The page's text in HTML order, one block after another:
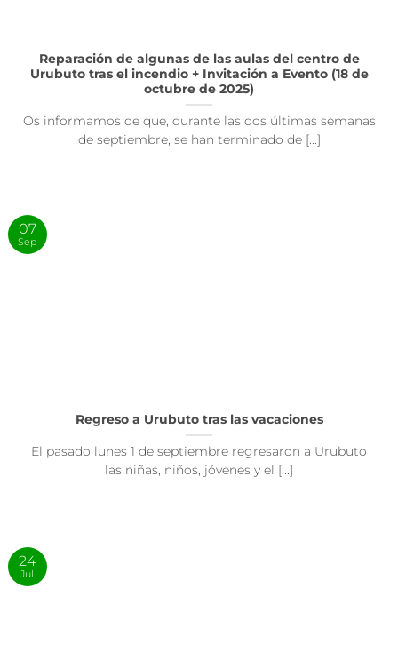
Reparación de algunas de las aulas del centro de
Urubuto tras el incendio + Invitación a Evento (18 de
octubre de 2025)
Os informamos de que, durante las dos últimas semanas
de septiembre, se han terminado de [...]
Regreso a Urubuto tras las vacaciones
El pasado lunes 1 de septiembre regresaron a Urubuto
las niñas, niños, jóvenes y el [...]
07
Sep
24
Jul